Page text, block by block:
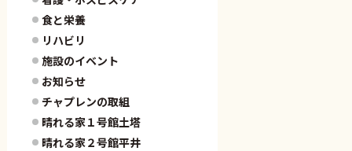
食と栄養
リハビリ
施設のイベント
お知らせ
チャプレンの取組
晴れる家１号館土塔
晴れる家２号館平井